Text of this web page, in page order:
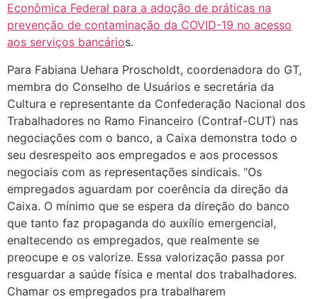
Econômica Federal para a adoção de práticas na
prevenção de contaminação da COVID-19 no acesso
aos serviços bancários.
Para Fabiana Uehara Proscholdt, coordenadora do GT,
membra do Conselho de Usuários e secretária da
Cultura e representante da Confederação Nacional dos
Trabalhadores no Ramo Financeiro (Contraf-CUT) nas
negociações com o banco, a Caixa demonstra todo o
seu desrespeito aos empregados e aos processos
negociais com as representações sindicais. “Os
empregados aguardam por coerência da direção da
Caixa. O mínimo que se espera da direção do banco
que tanto faz propaganda do auxílio emergencial,
enaltecendo os empregados, que realmente se
preocupe e os valorize. Essa valorização passa por
resguardar a saúde física e mental dos trabalhadores.
Chamar os empregados pra trabalharem